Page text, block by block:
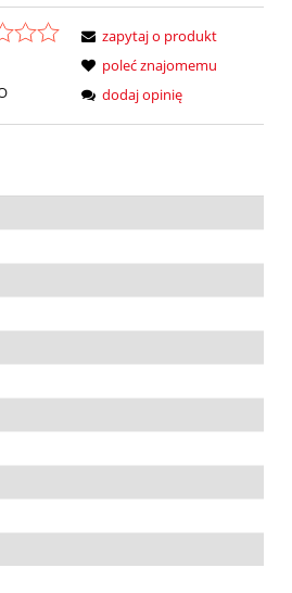
zapytaj o produkt
poleć znajomemu
dodaj opinię